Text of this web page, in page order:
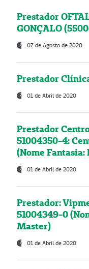
Prestador
GONÇALO
07 de Agosto de 2020
Prestador
01 de Abril de 2020
Prestador
51004350-4:
(Nome
01 de Abril de 2020
Prestador:
51004349-0
Master)
01 de Abril de 2020